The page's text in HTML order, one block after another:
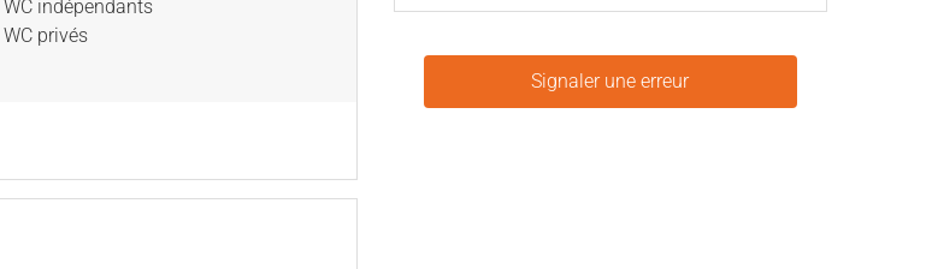
WC indépendants
WC privés
Signaler une erreur